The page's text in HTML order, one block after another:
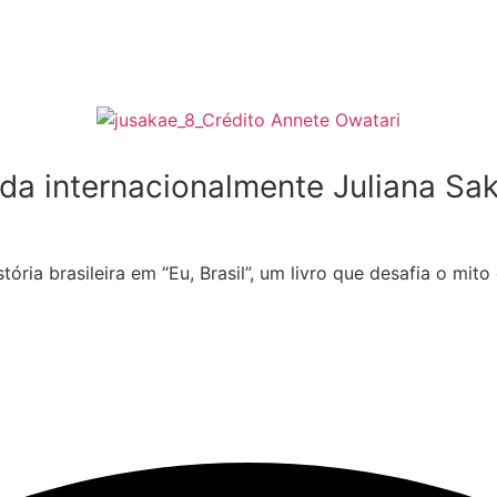
internacionalmente Juliana
brasileira em “Eu, Brasil”, um livro que desafia o